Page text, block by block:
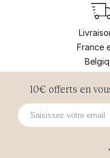
France
10€ offerts en